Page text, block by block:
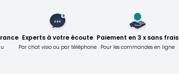
Experts à votre écoute
Par chat visio ou par téléphone
Paiement en 3 x sans frais
Pour les commandes en ligne